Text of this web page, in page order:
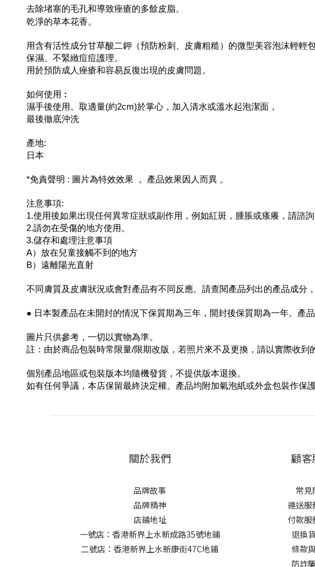
去除堵塞的毛孔和導致痤瘡的多餘皮脂。
乾淨的草本花香。
用含有活性成分甘草酸二鉀（預防粉刺、皮膚粗糙）的微型美容泡沫輕輕包
保濕、不緊緻痘痘護理。
用於預防成人痤瘡和容易反復出現的皮膚問題。
如何使用︰
濕手後使用。取適量(約2cm)於掌心，加入清水或溫水起泡潔面，
最後徹底沖洗
產地:
日本
*免責聲明 : 圖片為特效效果 ， 產品效果因人而異 。
注意事項:
1.使用後如果出現任何異常症狀或副作用，例如紅斑，腫脹或瘙癢，請諮詢
2.請勿在受傷的地方使用。
3.儲存和處理注意事項
A）放在兒童接觸不到的地方
B）遠離陽光直射
不同膚質及皮膚狀況或會對產品有不同反應。請查閱產品列出的產品成分
● 日本製產品在未開封的情況下保質期為三年，開封後保質期為一年。產
圖片只供參考，一切以實物為準。
註：由於商品包裝時常限量/限期改版，若照片來不及更換，請以實際收到
個別產品地區或包裝版本均隨機發貨，不提供版本退換。
如有任何爭議，本店保留最終決定權。產品均附加氣泡紙或外盒包裝作保
關於我們
品牌故事
品牌精神
店鋪地址
一號店：香港新界上水新成路35號地鋪
二號店：香港新界上水新康街47C地鋪
顧
常見
運送服
付款服
退換
條款
防詐